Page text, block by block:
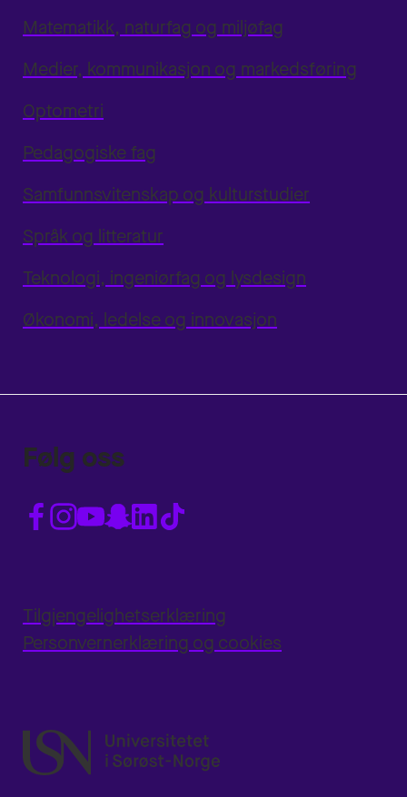
Matematikk, naturfag og miljøfag
Medier, kommunikasjon og markedsføring
Optometri
Pedagogiske fag
Samfunnsvitenskap og kulturstudier
Språk og litteratur
Teknologi, ingeniørfag og lysdesign
Økonomi, ledelse og innovasjon
Følg oss
Tilgjengelighetserklæring
Personvernerklæring og cookies